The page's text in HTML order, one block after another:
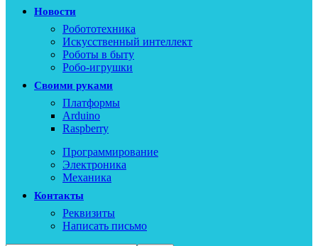
Новости
Робототехника
Искусственный интеллект
Роботы в быту
Робо-игрушки
Своими руками
Платформы
Arduino
Raspberry
Программирование
Электроника
Механика
Контакты
Реквизиты
Написать письмо